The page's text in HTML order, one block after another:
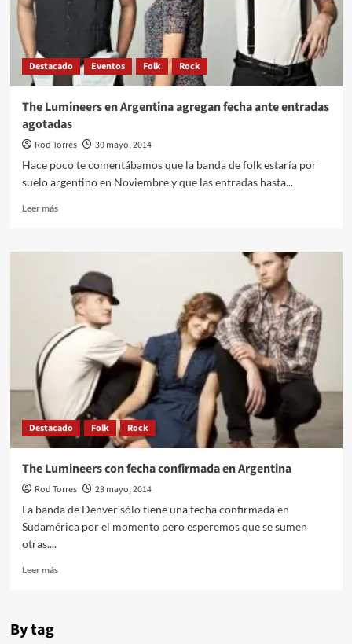
Destacado Eventos Folk Rock
The Lumineers en Argentina agregan fecha ante entradas
agotadas
Rod Torres
30 mayo, 2014
Hace poco te comentábamos que la banda de folk estaría por
suelo argentino en Noviembre y que las entradas hasta...
Leer másLeer
The
Argentina
agregan
fecha
ante
entradas
agotadas
Destacado Folk Rock
The Lumineers con fecha confirmada en Argentina
Rod Torres
23 mayo, 2014
La banda de Denver sólo tiene una fecha confirmada en
Sudamérica por el momento pero esperemos que se sumen
otras....
Leer másLeer
By tag